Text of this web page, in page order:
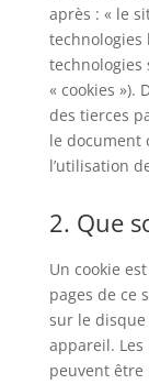
après : « le
technologies
technologies
« cookies »).
des tierces
le document
l’utilisation
2. Que
Un cookie
pages de ce
sur le
appareil.
peuvent être